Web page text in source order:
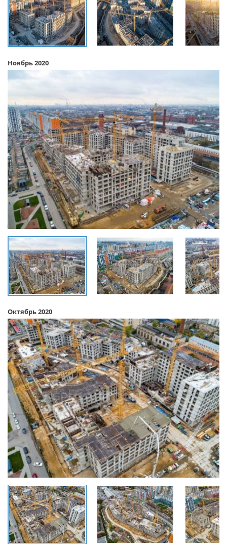
Ноябрь 2020
Октябрь 2020